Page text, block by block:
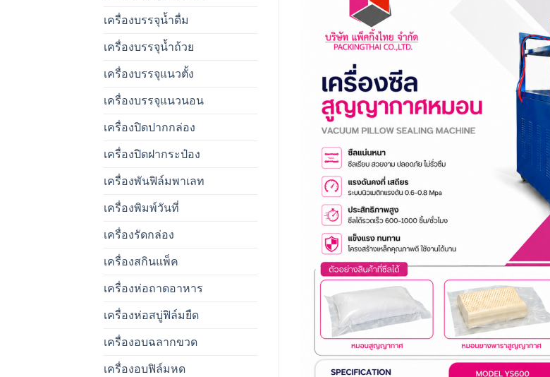
เครื่องบรรจุน้ำดื่ม
เครื่องบรรจุน้ำถ้วย
เครื่องบรรจุแนวตั้ง
เครื่องบรรจุแนวนอน
เครื่องปิดปากกล่อง
เครื่องปิดฝากระป๋อง
เครื่องพันฟิล์มพาเลท
เครื่องพิมพ์วันที่
เครื่องรัดกล่อง
เครื่องสกินแพ็ค
เครื่องห่อถาดอาหาร
เครื่องห่อสบู่ฟิล์มยืด
เครื่องอบฉลากขวด
เครื่องอบฟิล์มหด